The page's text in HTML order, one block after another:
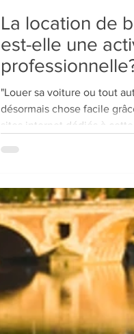
La location de
est-elle une
"Louer sa voiture ou tout
désormais chose facile
sites internet dédiés à cette